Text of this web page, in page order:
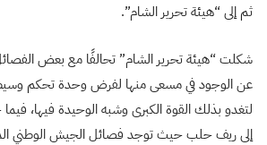
ثم إلى “هيئة تحرير الشام”.
شكلت “هيئة تحرير الشام” تحالفًا مع بعض
عن الوجود في مسعى منها لفرض وحدة تحكم
لتغدو بذلك القوة الكبرى وشبه الوحيدة فيها،
إلى ريف حلب حيث توجد فصائل الجيش الوطني